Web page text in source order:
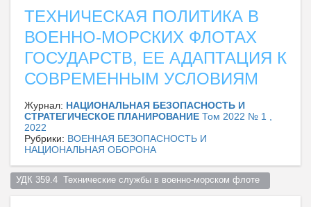
ТЕХНИЧЕСКАЯ ПОЛИТИКА В
ВОЕННО-МОРСКИХ ФЛОТАХ
ГОСУДАРСТВ, ЕЕ АДАПТАЦИЯ К
СОВРЕМЕННЫМ УСЛОВИЯМ
Журнал: НАЦИОНАЛЬНАЯ БЕЗОПАСНОСТЬ И
СТРАТЕГИЧЕСКОЕ ПЛАНИРОВАНИЕ Том 2022 № 1 ,
2022
Рубрики: ВОЕННАЯ БЕЗОПАСНОСТЬ И
НАЦИОНАЛЬНАЯ ОБОРОНА
УДК 359.4  Технические службы в военно-морском флоте